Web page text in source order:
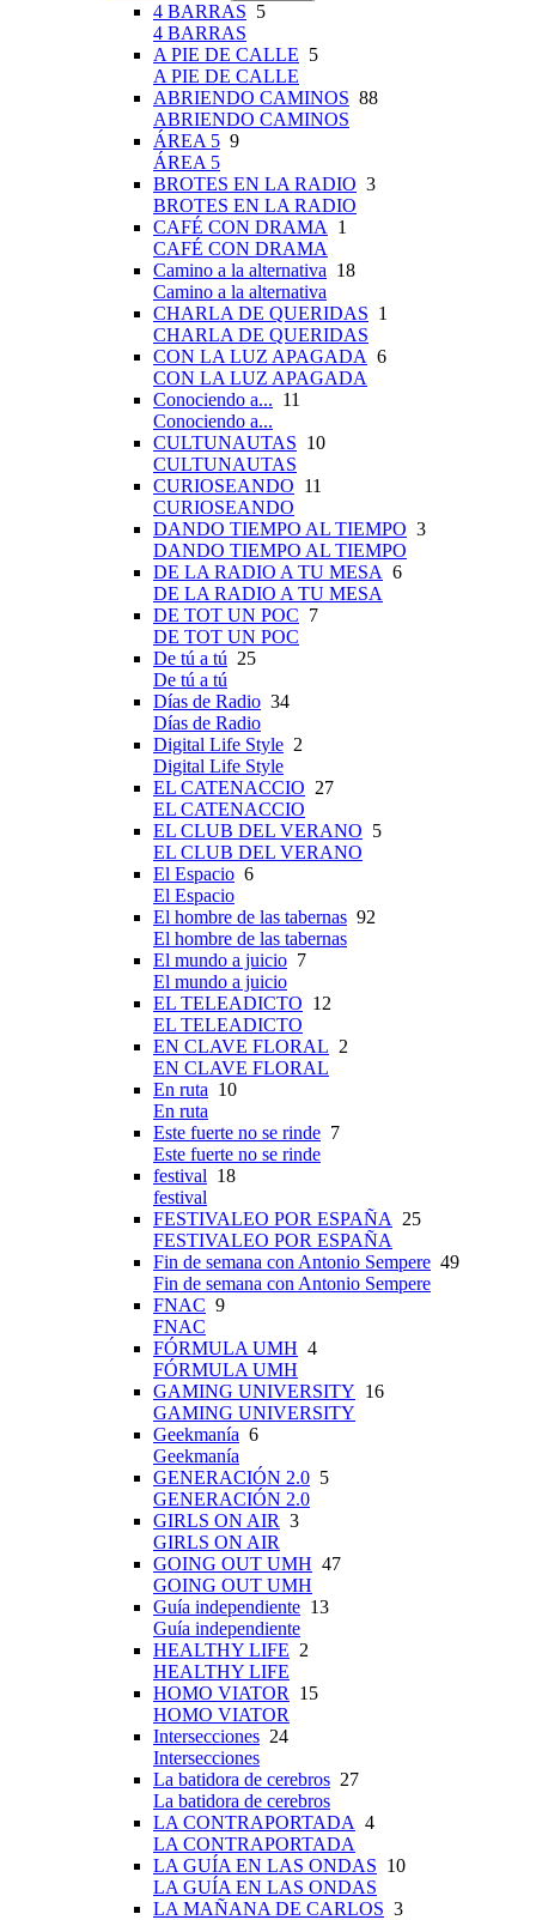
4 BARRAS 5
4 BARRAS
A PIE DE CALLE 5
A PIE DE CALLE
ABRIENDO CAMINOS 88
ABRIENDO CAMINOS
ÁREA 5 9
ÁREA 5
BROTES EN LA RADIO 3
BROTES EN LA RADIO
CAFÉ CON DRAMA
1
CAFÉ CON DRAMA
Camino a la alternativa 18
Camino a la alternativa
CHARLA DE QUERIDAS 1
CHARLA DE QUERIDAS
CON LA LUZ APAGADA 6
CON LA LUZ APAGADA
Conociendo a... 11
Conociendo a...
CULTUNAUTAS 10
CULTUNAUTAS
CURIOSEANDO 11
CURIOSEANDO
DANDO TIEMPO AL TIEMPO 3
DANDO TIEMPO AL TIEMPO
DE LA RADIO A TU MESA 6
DE LA RADIO A TU MESA
DE TOT UN POC 7
DE TOT UN POC
De tú a tú 25
De tú a tú
Días de Radio 34
Días de Radio
Digital Life Style 2
Digital Life Style
EL CATENACCIO 27
EL CATENACCIO
EL CLUB DEL VERANO 5
EL CLUB DEL VERANO
El Espacio 6
El Espacio
El hombre de las tabernas 92
El hombre de las tabernas
El mundo a juicio 7
El mundo a juicio
EL TELEADICTO 12
EL TELEADICTO
EN CLAVE FLORAL 2
EN CLAVE FLORAL
En ruta 10
En ruta
Este fuerte no se rinde 7
Este fuerte no se rinde
festival 18
festival
FESTIVALEO POR ESPAÑA
25
FESTIVALEO POR ESPAÑA
Fin de semana con Antonio Sempere 49
Fin de semana con Antonio Sempere
FNAC 9
FNAC
FÓRMULA UMH 4
FÓRMULA UMH
GAMING UNIVERSITY 16
GAMING UNIVERSITY
Geekmanía 6
Geekmanía
GENERACIÓN 2.0 5
GENERACIÓN 2.0
GIRLS ON AIR 3
GIRLS ON AIR
GOING OUT UMH 47
GOING OUT UMH
Guía independiente 13
Guía independiente
HEALTHY LIFE 2
HEALTHY LIFE
HOMO VIATOR
15
HOMO VIATOR
Intersecciones 24
Intersecciones
La batidora de cerebros 27
La batidora de cerebros
LA CONTRAPORTADA 4
LA CONTRAPORTADA
LA GUÍA EN LAS ONDAS 10
LA GUÍA EN LAS ONDAS
LA MAÑANA DE CARLOS 3